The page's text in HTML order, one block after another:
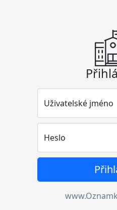
Uživatelské jméno
Heslo